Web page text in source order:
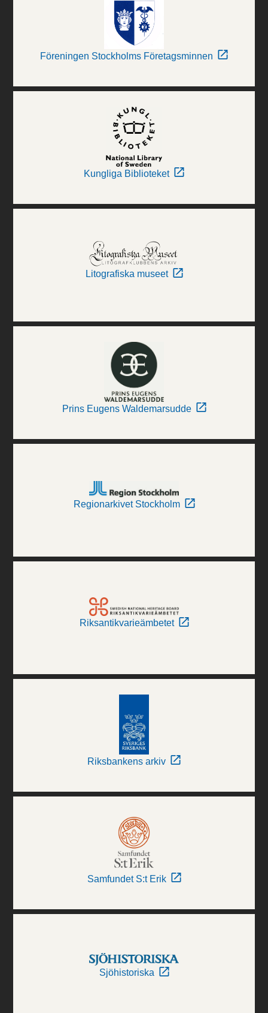
Föreningen Stockholms Företagsminnen
Kungliga Biblioteket
Litografiska museet
Prins Eugens Waldemarsudde
Regionarkivet Stockholm
Riksantikvarieämbetet
Riksbankens arkiv
Samfundet S:t Erik
Sjöhistoriska